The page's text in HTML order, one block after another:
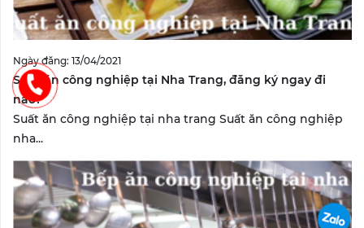
Ngày đăng: 13/04/2021
Suất ăn công nghiệp tại Nha Trang, đăng ký ngay đi
nào?
Suất ăn công nghiệp tại nha trang Suất ăn công nghiệp
nha...